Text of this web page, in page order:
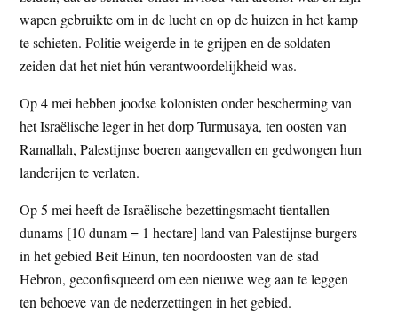
wapen gebruikte om in de lucht en op de huizen in het kamp
te schieten. Politie weigerde in te grijpen en de soldaten
zeiden dat het niet hún verantwoordelijkheid was.
Op 4 mei hebben joodse kolonisten onder bescherming van
het Israëlische leger in het dorp Turmusaya, ten oosten van
Ramallah, Palestijnse boeren aangevallen en gedwongen hun
landerijen te verlaten.
Op 5 mei heeft de Israëlische bezettingsmacht tientallen
dunams [10 dunam = 1 hectare] land van Palestijnse burgers
in het gebied Beit Einun, ten noordoosten van de stad
Hebron, geconfisqueerd om een nieuwe weg aan te leggen
ten behoeve van de nederzettingen in het gebied.